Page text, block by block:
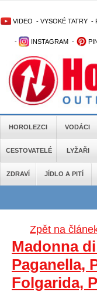
VIDEO - VYSOKÉ TATRY -
- INSTAGRAM -
HOROLEZCI VODÁCI
CESTOVATELÉ LYŽAŘI
ZDRAVÍ JÍDLO A PITÍ
Zpět na
Madonna
Paganella,
Folgarida,